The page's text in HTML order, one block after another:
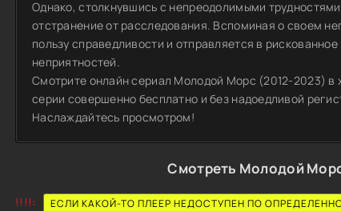
Однако, столкнувшись с непреодолимыми
отстранение от расследования. Вспоминая о своем
пользу справедливости и отправляется в
неприятностей.
Смотрите онлайн сериал Молодой Морс (2012-2023) в
серии совершенно бесплатно и без надоедливой
Наслаждайтесь просмотром!
Смотреть Молодой
!!!!: ЕСЛИ КАКОЙ-ТО ПЛЕЕР НЕДОСТУПЕН ПО